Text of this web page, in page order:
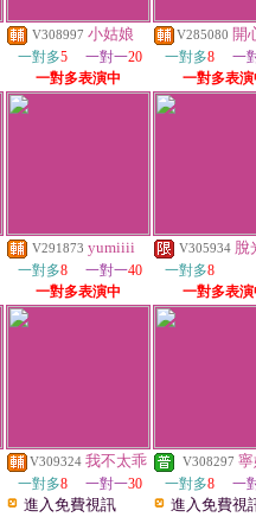
V308997 小姑娘
一對多5 一對一20
一對多表演中
V285080 開
一對多8
一
一對多表
V291873 yumiiii
一對多8 一對一40
一對多表演中
V305934 脫
一對多8
一對多表
V309324 我不太乖
一對多8 一對一30
進入免費視訊
V308297
一對多8 一
進入免費視